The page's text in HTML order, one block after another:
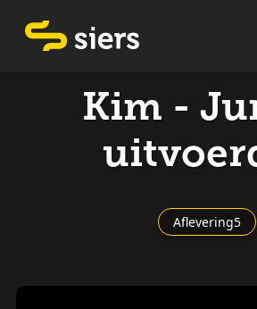
Kim -
Aflevering5